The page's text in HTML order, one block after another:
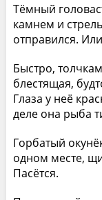
Тёмный
камнем и
отправился.
Быстро,
блестящая,
Глаза у неё
деле она рыба
Горбатый
одном месте,
Пасётся.